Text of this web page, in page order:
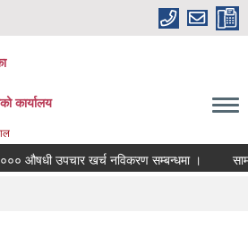
कार्यालय
औषधी उपचार खर्च नविकरण सम्बन्धमा ।